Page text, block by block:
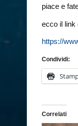
piace e
ecco il link
https://
Condividi:
Correlati